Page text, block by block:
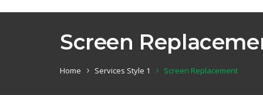
Screen
Home Services Style 1 Screen Replacement